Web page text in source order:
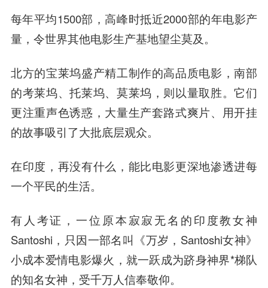
每年平均1500部，高峰时抵近2000部的年电影产
量，令世界其他电影生产基地望尘莫及。
北方的宝莱坞盛产精工制作的高品质电影，南部
的考莱坞、托莱坞、莫莱坞，则以量取胜。它们
更注重声色诱惑，大量生产套路式爽片、用开挂
的故事吸引了大批底层观众。
在印度，再没有什么，能比电影更深地渗透进每
一个平民的生活。
有人考证，一位原本寂寂无名的印度教女神
Santoshi，只因一部名叫《万岁，Santoshi女神》
小成本爱情电影爆火，就一跃成为跻身神界*梯队
的知名女神，受千万人信奉敬仰。